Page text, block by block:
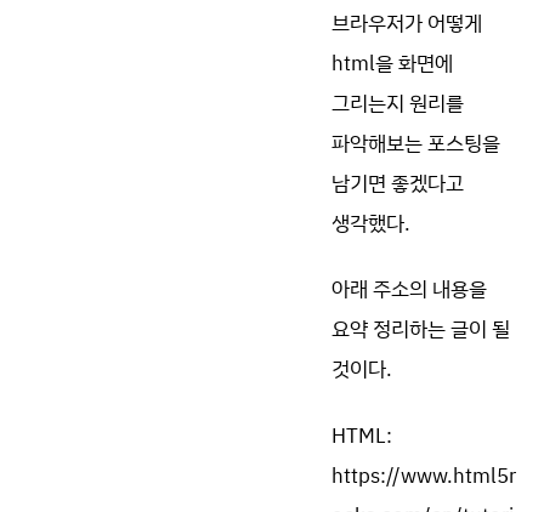
브라우저가 어떻게
html을 화면에
그리는지 원리를
파악해보는 포스팅을
남기면 좋겠다고
생각했다.
아래 주소의 내용을
요약 정리하는 글이 될
것이다.
HTML:
https://www.html5r